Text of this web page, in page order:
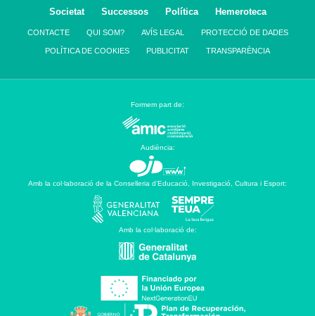
Societat
Successos Política Hemeroteca
CONTACTE QUI SOM? AVÍS LEGAL PROTECCIÓ DE DADES
POLÍTICA DE COOKIES PUBLICITAT TRANSPARÈNCIA
Formem part de:
Audiència:
Amb la col·laboració de la Conselleria d’Educació, Investigació, Cultura i Esport:
Amb la col·laboració de: